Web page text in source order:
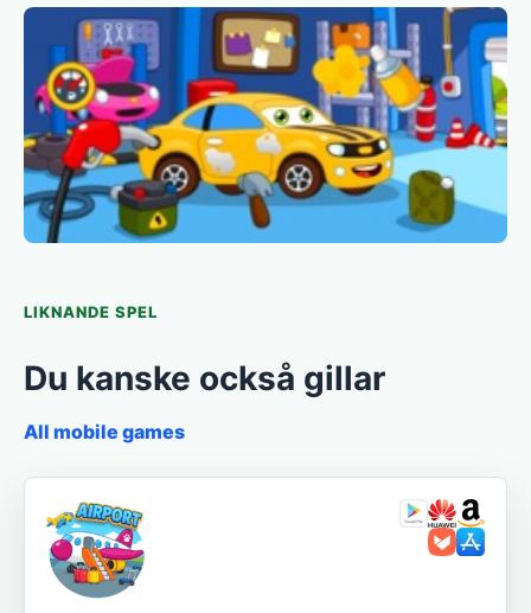
LIKNANDE SPEL
Du kanske också gillar
All mobile games